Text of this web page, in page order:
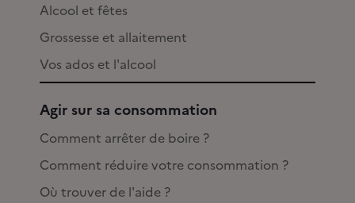
Alcool et fêtes
Grossesse et allaitement
Vos ados et l'alcool
Agir sur sa consommation
Comment arrêter de boire ?
Comment réduire votre consommation ?
Où trouver de l'aide ?